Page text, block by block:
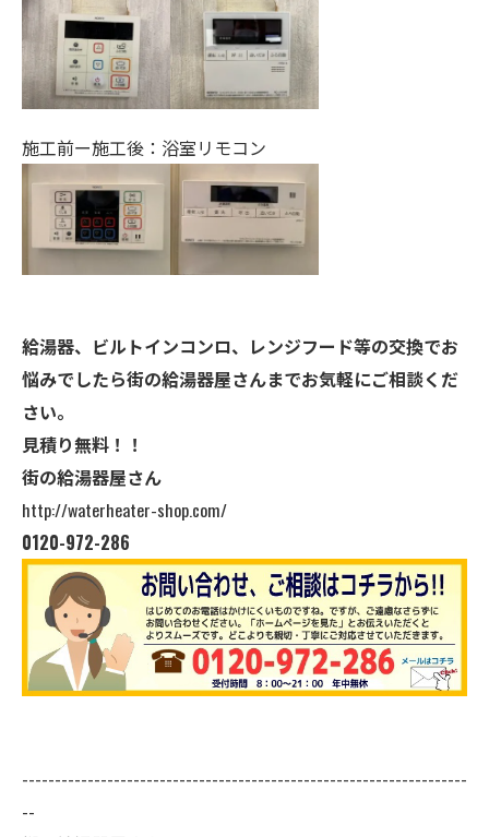
施工前ー施工後：浴室リモコン
給湯器、ビルトインコンロ、レンジフード等の交換でお
悩みでしたら街の給湯器屋さんまでお気軽にご相談くだ
さい。
見積り無料！！
街の給湯器屋さん
http://waterheater-shop.com/
0120-972-286
--------------------------------------------------------------------
--